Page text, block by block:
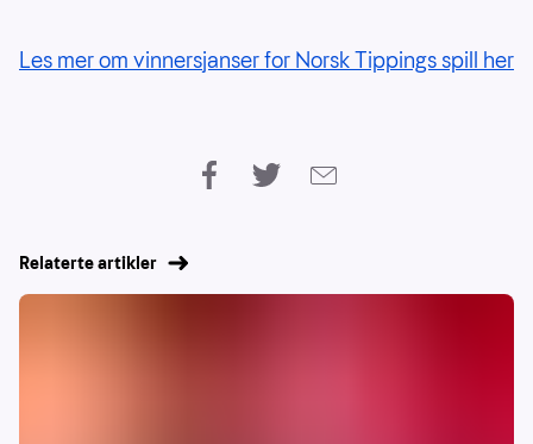
Les mer om vinnersjanser for Norsk Tippings spill her
Relaterte artikler